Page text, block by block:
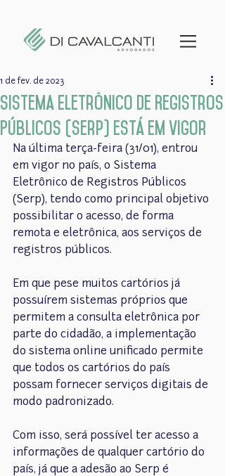
Sistema Eletrônico de Registros
Públicos (Serp) está em vigor
1 de fev. de 2023
Na última terça-feira (31/01), entrou
em vigor no país, o Sistema
Eletrônico de Registros Públicos
(Serp), tendo como principal objetivo
possibilitar o acesso, de forma
remota e eletrônica, aos serviços de
registros públicos.
Em que pese muitos cartórios já
possuírem sistemas próprios que
permitem a consulta eletrônica por
parte do cidadão, a implementação
do sistema online unificado permite
que todos os cartórios do país
possam fornecer serviços digitais de
modo padronizado.
Com isso, será possível ter acesso a
informações de qualquer cartório do
país, já que a adesão ao Serp é